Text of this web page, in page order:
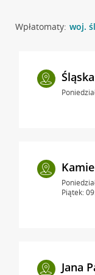
Wpłatomaty: woj.
Piątek:
Jana